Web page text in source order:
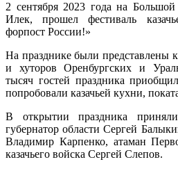
2 сентября 2023 года на Большой
Илек, прошел фестиваль
форпост России!»
На празднике были представлены
и хуторов Оренбургских и
тысяч гостей праздника
попробовали казачьей кухни,
В открытии праздника
губернатор области Сергей
Владимир Карпенко, атаман
казачьего войска Сергей Слепов.